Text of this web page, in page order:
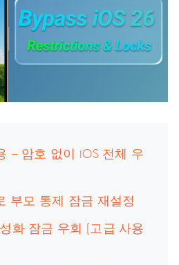
– 암호 없이 iOS 전체 우
부모 통제 잠금 재설정
화 잠금 우회 (고급 사용